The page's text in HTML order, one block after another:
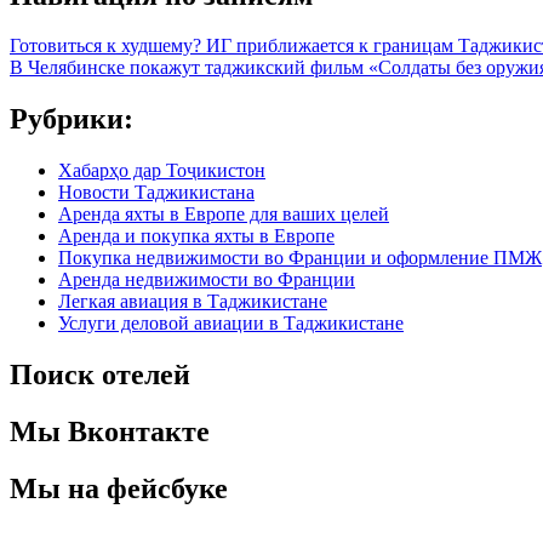
Готовиться к худшему? ИГ приближается к границам
В Челябинске покажут таджикский фильм «Солдаты без
Рубрики:
Хабарҳо дар Тоҷикистон
Новости Таджикистана
Аренда яхты в Европе для ваших целей
Аренда и покупка яхты в Европе
Покупка недвижимости во Франции и оформление ПМЖ
Аренда недвижимости во Франции
Легкая авиация в Таджикистане
Услуги деловой авиации в Таджикистане
Поиск отелей
Мы Вконтакте
Мы на фейсбуке